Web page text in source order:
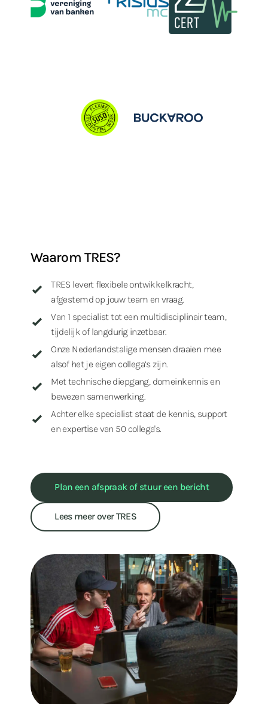
Waarom TRES?
TRES levert flexibele ontwikkelkracht,
afgestemd op jouw team en vraag.
Van 1 specialist tot een multidisciplinair team,
tijdelijk of langdurig inzetbaar.
Onze Nederlandstalige mensen draaien mee
alsof het je eigen collega’s zijn.
Met technische diepgang, domeinkennis en
bewezen samenwerking.
Achter elke specialist staat de kennis, support
en expertise van 50 collega's.
Plan een afspraak of stuur een bericht
Lees meer over TRES